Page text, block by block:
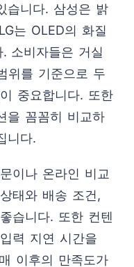
습니다. 삼성은 밝
는 OLED의 화질
소비자들은 거실
위를 기준으로 두
중요합니다. 또한
을 꼼꼼히 비교하
니다.
이나 온라인 비교
태와 배송 조건,
습니다. 또한 컨텐
력 지연 시간을
이후의 만족도가